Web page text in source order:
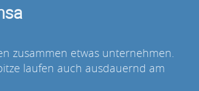
zusammen etwas unternehmen.
laufen auch ausdauernd am